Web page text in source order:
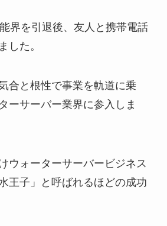
界を引退後、友人と携帯電話
した。
合と根性で事業を軌道に乗
ーサーバー業界に参入しま
ウォーターサーバービジネス
王子」と呼ばれるほどの成功